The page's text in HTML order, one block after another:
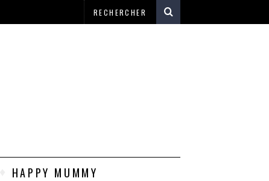
HAPPY MUMMY